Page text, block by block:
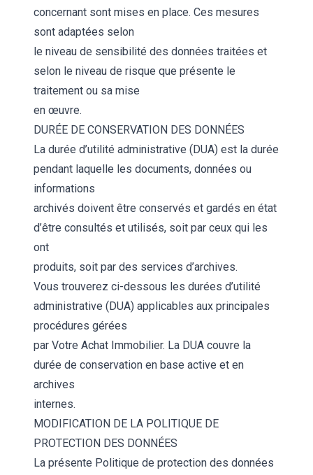
concernant sont mises en place. Ces mesures
sont adaptées selon
le niveau de sensibilité des données traitées et
selon le niveau de risque que présente le
traitement ou sa mise
en œuvre.
DURÉE DE CONSERVATION DES DONNÉES
La durée d’utilité administrative (DUA) est la durée
pendant laquelle les documents, données ou
informations
archivés doivent être conservés et gardés en état
d’être consultés et utilisés, soit par ceux qui les
ont
produits, soit par des services d’archives.
Vous trouverez ci-dessous les durées d’utilité
administrative (DUA) applicables aux principales
procédures gérées
par Votre Achat Immobilier. La DUA couvre la
durée de conservation en base active et en
archives
internes.
MODIFICATION DE LA POLITIQUE DE
PROTECTION DES DONNÉES
La présente Politique de protection des données